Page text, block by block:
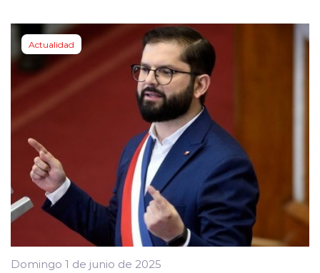
Actualidad
Domingo 1 de junio de 2025